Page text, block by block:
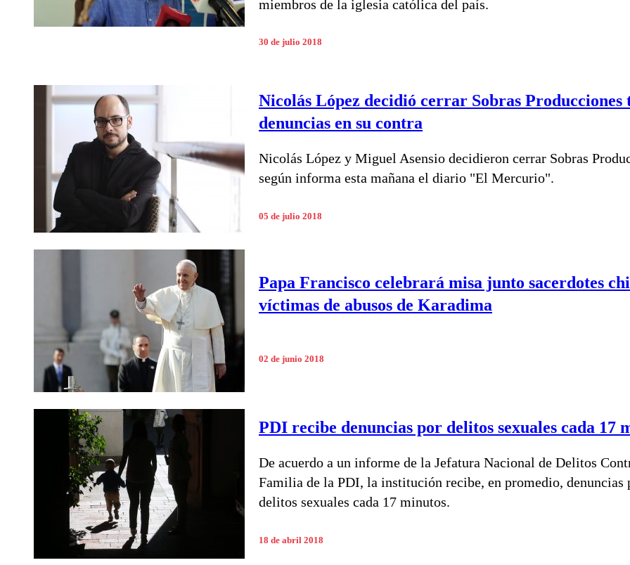
miembros de la iglesia católica del país.
30 de julio 2018
Nicolás López decidió cerrar Sobras Producciones
denuncias en su contra
Nicolás López y Miguel Asensio decidieron cerrar Sobras
según informa esta mañana el diario "El Mercurio".
05 de julio 2018
Papa Francisco celebrará misa junto sacerdotes
víctimas de abusos de Karadima
02 de junio 2018
PDI recibe denuncias por delitos sexuales cada 17
De acuerdo a un informe de la Jefatura Nacional de Delitos
Familia de la PDI, la institución recibe, en promedio, denuncias
delitos sexuales cada 17 minutos.
18 de abril 2018